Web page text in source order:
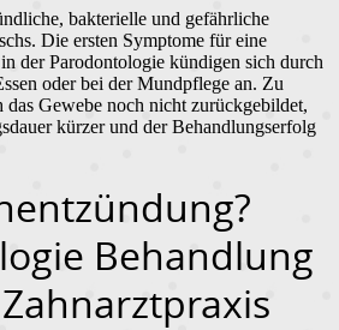
bakterielle und gefährliche
Die ersten Symptome für eine
der Parodontologie kündigen sich durch
oder bei der Mundpflege an. Zu
das Gewebe noch nicht zurückgebildet,
kürzer und der Behandlungserfolg
Behandlung